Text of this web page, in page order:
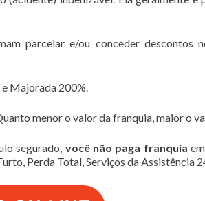
parcelar e/ou conceder descontos
Majorada 200%.
menor o valor da franquia, maior o
segurado, você não paga franquia
Perda Total, Serviços da Assistência